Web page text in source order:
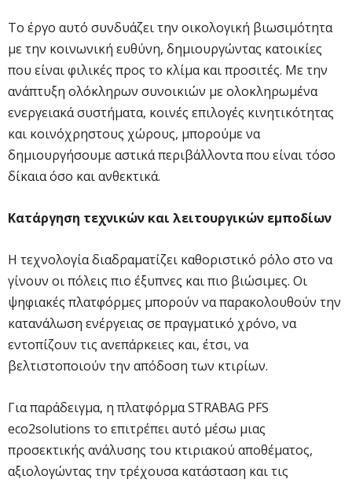
Το έργο αυτό συνδυάζει την οικολογική βιωσιμότητα
με την κοινωνική ευθύνη, δημιουργώντας κατοικίες
που είναι φιλικές προς το κλίμα και προσιτές. Με την
ανάπτυξη ολόκληρων συνοικιών με ολοκληρωμένα
ενεργειακά συστήματα, κοινές επιλογές κινητικότητας
και κοινόχρηστους χώρους, μπορούμε να
δημιουργήσουμε αστικά περιβάλλοντα που είναι τόσο
δίκαια όσο και ανθεκτικά.
Κατάργηση τεχνικών και λειτουργικών εμποδίων
Η τεχνολογία διαδραματίζει καθοριστικό ρόλο στο να
γίνουν οι πόλεις πιο έξυπνες και πιο βιώσιμες. Οι
ψηφιακές πλατφόρμες μπορούν να παρακολουθούν την
κατανάλωση ενέργειας σε πραγματικό χρόνο, να
εντοπίζουν τις ανεπάρκειες και, έτσι, να
βελτιστοποιούν την απόδοση των κτιρίων.
Για παράδειγμα, η πλατφόρμα STRABAG PFS
eco2solutions το επιτρέπει αυτό μέσω μιας
προσεκτικής ανάλυσης του κτιριακού αποθέματος,
αξιολογώντας την τρέχουσα κατάσταση και τις